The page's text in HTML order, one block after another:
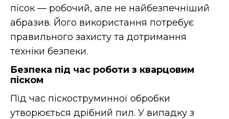
пісок — робочий, але не найбезпечніший
абразив. Його використання потребує
правильного захисту та дотримання
техніки безпеки.
Безпека під час роботи з кварцовим
піском
Під час піскоструминної обробки
утворюється дрібний пил. У випадку з